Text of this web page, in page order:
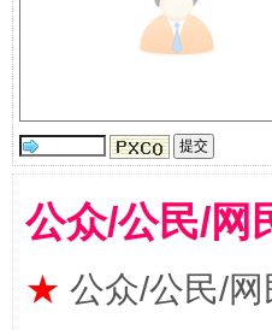
公众/公民/网
★ 公众/公民/